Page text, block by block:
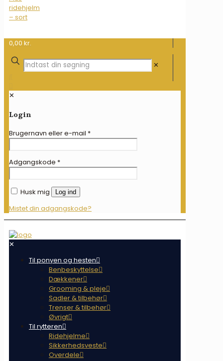
0,00 kr.
✕
✕
Login
Brugernavn eller e-mail *
Adgangskode *
Husk mig Log ind
Mistet din adgangskode?
✕
Til ponyen og hesten
Benbeskyttelse
Dækkener
Grooming & pleje
Sadler & tilbehør
Trenser & tilbehør
Øvrigt
Til rytteren
Ridehjelme
Sikkerhedsveste
Overdele